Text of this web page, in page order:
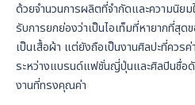
ด้วยจำนวนการผลิตที่จำกัดและความนิย
รับการยกย่องว่าเป็นไอเท็มที่หายากที่สุ
เป็นเสื้อผ้า แต่ยังถือเป็นงานศิลปะที่คว
ระหว่างแบรนด์แฟชั่นญี่ปุ่นและศิลปินชื่อดั
งานที่ทรงคุณค่า